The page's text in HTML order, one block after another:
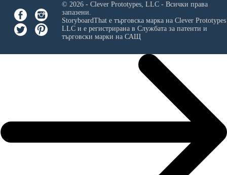
© 2026 - Clever Prototypes, LLC - Всички права
запазени.
StoryboardThat е търговска марка на Clever
LLCи е регистрирана в Службата за патенти и
търговски марки на САЩ